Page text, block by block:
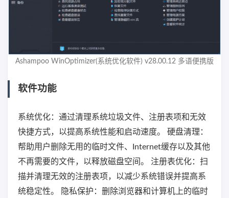
Ashampoo WinOptimizer(系统优化软件) v28.00.12 多语便携版
软件功能
系统优化：通过清理系统垃圾文件、注册表项和无效
快捷方式，以提高系统性能和启动速度。 硬盘清理：
帮助用户删除无用的临时文件、Internet缓存以及其他
不再需要的文件，以释放磁盘空间。 注册表优化：扫
描并清理无效的注册表项，以减少系统错误并提高系
统稳定性。 隐私保护：删除浏览器和计算机上的临时